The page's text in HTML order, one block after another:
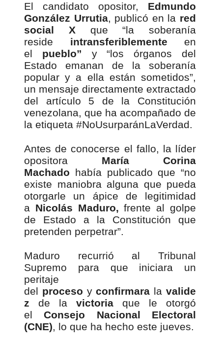
El candidato opositor, Edmundo
González Urrutia, publicó en la red
social Xque “la soberanía
reside intransferiblemente en
el pueblo” y “los órganos del
Estado emanan de la soberanía
popular y a ella están sometidos”,
un mensaje directamente extractado
del artículo 5 de la Constitución
venezolana, que ha acompañado de
la etiqueta #NoUsurparánLaVerdad.
Antes de conocerse el fallo, la líder
opositora María Corina
Machado había publicado que “no
existe maniobra alguna que pueda
otorgarle un ápice de legitimidad
a Nicolás Maduro, frente al golpe
de Estado a la Constitución que
pretenden perpetrar”.
Maduro recurrió al Tribunal
Supremo para que iniciara un
peritaje
del proceso yconfirmara lavalide
z de la victoria que le otorgó
el Consejo Nacional Electoral
(CNE), lo que ha hecho este jueves.